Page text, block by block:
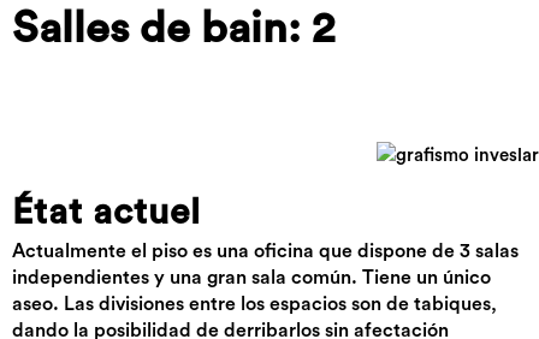
Salles de bain: 2
État actuel
Actualmente el piso es una oficina que dispone de 3 salas
independientes y una gran sala común. Tiene un único
aseo. Las divisiones entre los espacios son de tabiques,
dando la posibilidad de derribarlos sin afectación